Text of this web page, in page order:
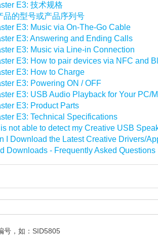
E3: 技术规格
品的型号或产品序列号
E3: Music via On-The-Go Cable
E3: Answering and Ending Calls
E3: Music via Line-in Connection
E3: How to pair devices via NFC and
E3: How to Charge
E3: Powering ON / OFF
E3: USB Audio Playback for Your PC/
E3: Product Parts
E3: Technical Specifications
not able to detect my Creative USB
I Download the Latest Creative Drivers/
Downloads - Frequently Asked Questions
号，如：SID5805